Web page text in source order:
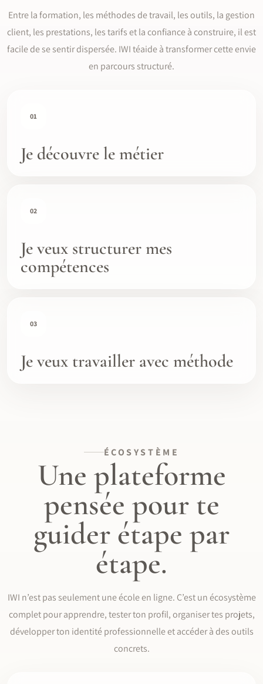
Entre la formation, les méthodes de travail, les outils, la gestion
client, les prestations, les tarifs et la confiance à construire, il est
facile de se sentir dispersée. IWI téaide à transformer cette envie
en parcours structuré.
01
Je découvre le métier
02
Je veux structurer mes
compétences
03
Je veux travailler avec méthode
ÉCOSYSTÈME
Une plateforme
pensée pour te
guider étape par
étape.
IWI n’est pas seulement une école en ligne. C’est un écosystème
complet pour apprendre, tester ton profil, organiser tes projets,
développer ton identité professionnelle et accéder à des outils
concrets.